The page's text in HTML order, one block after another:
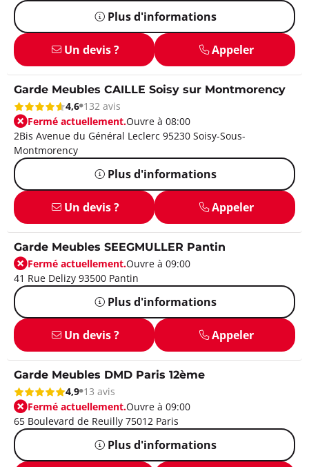
Plus d'informations
Un devis ? Appeler
Garde Meubles CAILLE Soisy sur Montmorency
4,6 132 avis
Fermé actuellement.Ouvre à 08:00
2Bis Avenue du Général Leclerc 95230 Soisy-Sous-
Montmorency
Plus d'informations
Un devis ? Appeler
Garde Meubles SEEGMULLER Pantin
Fermé actuellement.Ouvre à 09:00
41 Rue Delizy 93500 Pantin
Plus d'informations
Un devis ? Appeler
Garde Meubles DMD Paris 12ème
4,9 13 avis
Fermé actuellement.Ouvre à 09:00
65 Boulevard de Reuilly 75012 Paris
Plus d'informations